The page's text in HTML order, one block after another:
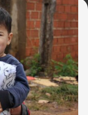
Vontade,
Sete Maravilhas
principais
atraindo
criou, em
da LBV, que
do gênero na